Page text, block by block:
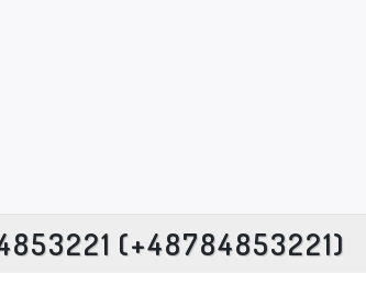
(+48784853221)